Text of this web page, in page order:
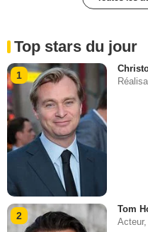
Top stars du jour
1
2
Tom